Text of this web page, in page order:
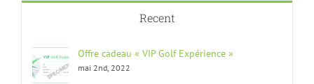
Recent
Offre cadeau « VIP Golf Expérience »
mai 2nd, 2022